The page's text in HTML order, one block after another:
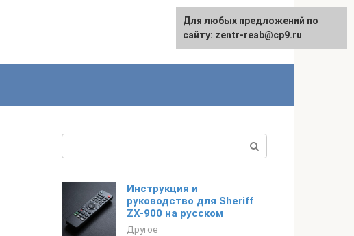
Инструкция и
руководство для Sheriff
ZX-900 на русском
Другое
Для любых предложений по
сайту: zentr-reab@cp9.ru